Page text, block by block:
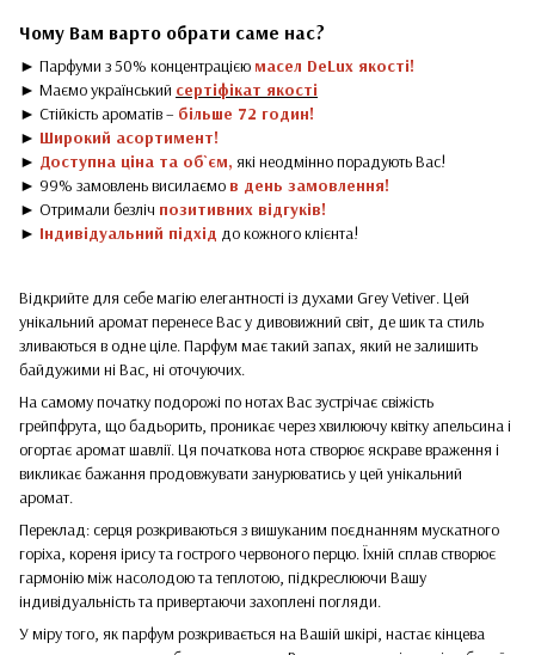
Чому Вам варто обрати саме нас?
► Парфуми з 50% концентрацією масел DeLux якості!
► Маємо український сертіфікат якості
► Стійкість ароматів – більше 72 годин!
► Широкий асортимент!
► Доступна ціна та об`єм, які неодмінно порадують Вас!
► 99% замовлень висилаємо в день замовлення!
► Отримали безліч позитивних відгуків!
► Індивідуальний підхід до кожного клієнта!
Відкрийте для себе магію елегантності із духами Grey Vetiver. Цей
унікальний аромат перенесе Вас у дивовижний світ, де шик та стиль
зливаються в одне ціле. Парфум має такий запах, який не залишить
байдужими ні Вас, ні оточуючих.
На самому початку подорожі по нотах Вас зустрічає свіжість
грейпфрута, що бадьорить, проникає через хвилюючу квітку апельсина і
огортає аромат шавлії. Ця початкова нота створює яскраве враження і
викликає бажання продовжувати занурюватись у цей унікальний
аромат.
Переклад: серця розкриваються з вишуканим поєднанням мускатного
горіха, кореня ірису та гострого червоного перцю. Їхній сплав створює
гармонію між насолодою та теплотою, підкреслюючи Вашу
індивідуальність та привертаючи захоплені погляди.
У міру того, як парфум розкривається на Вашій шкірі, настає кінцева